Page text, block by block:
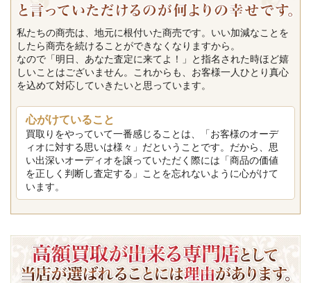
私たちの商売は、地元に根付いた商売です。いい加減なことを
したら商売を続けることができなくなりますから。
なので「明日、あなた査定に来てよ！」と指名された時ほど嬉
しいことはございません。これからも、お客様一人ひとり真心
を込めて対応していきたいと思っています。
心がけていること
買取りをやっていて一番感じることは、「お客様のオーデ
ィオに対する思いは様々」だということです。だから、思
い出深いオーディオを譲っていただく際には「商品の価値
を正しく判断し査定する」ことを忘れないように心がけて
います。